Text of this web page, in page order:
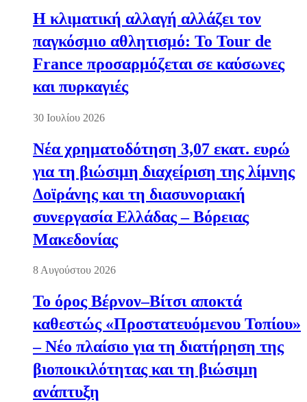
Η κλιματική αλλαγή αλλάζει τον
παγκόσμιο αθλητισμό: Το Tour de
France προσαρμόζεται σε καύσωνες
και πυρκαγιές
30 Ιουλίου 2026
Νέα χρηματοδότηση 3,07 εκατ. ευρώ
για τη βιώσιμη διαχείριση της λίμνης
Δοϊράνης και τη διασυνοριακή
συνεργασία Ελλάδας – Βόρειας
Μακεδονίας
8 Αυγούστου 2026
Το όρος Βέρνον–Βίτσι αποκτά
καθεστώς «Προστατευόμενου Τοπίου»
– Νέο πλαίσιο για τη διατήρηση της
βιοποικιλότητας και τη βιώσιμη
ανάπτυξη